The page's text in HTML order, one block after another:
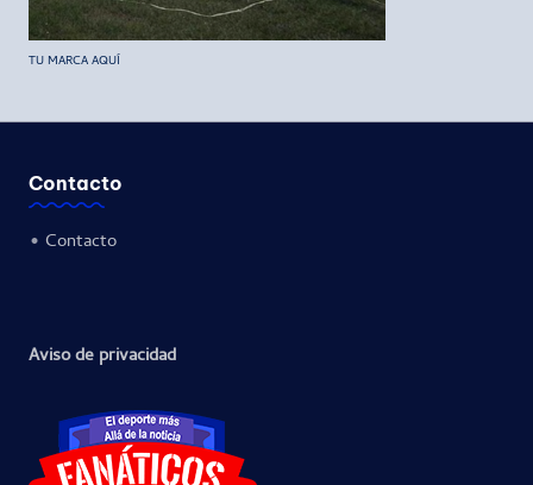
TU MARCA AQUÍ
Contacto
• Contacto
Aviso de privacidad